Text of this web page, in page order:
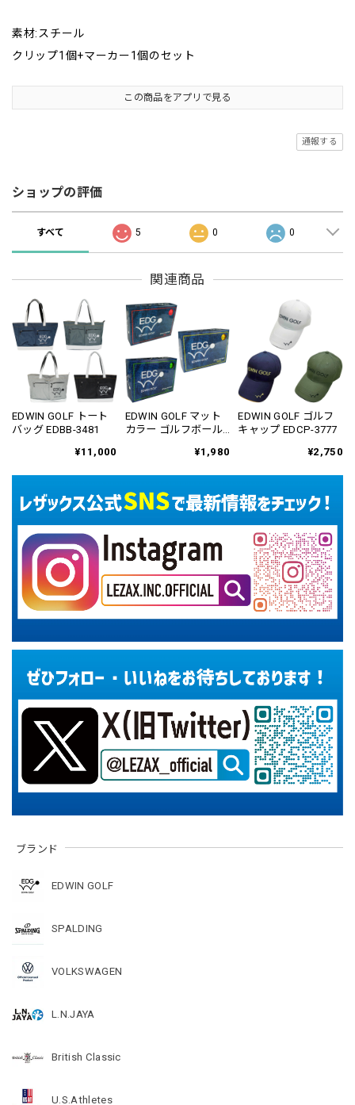
ブランド
EDWIN GOLF
SPALDING
VOLKSWAGEN
L.N.JAYA
British Classic
U.S.Athletes
素材:スチール
クリップ1個+マーカー1個のセット
この商品をアプリで見る
通報する
ショップの評価
すべて 5 0 0
関連商品
EDWIN GOLF トート
バッグ EDBB-3481
¥11,000
EDWIN GOLF マット
カラー ゴルフボール
¥1,980
EDWIN GOLF ゴルフ
キャップ EDCP-3777
¥2,750